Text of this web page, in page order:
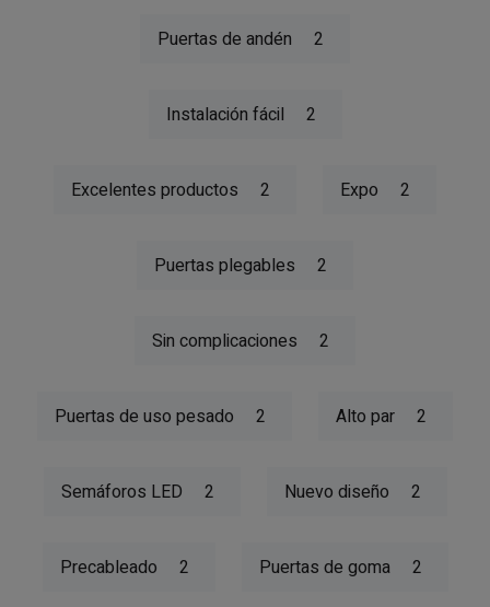
Puertas de andén 2
Instalación fácil 2
Excelentes productos 2 Expo 2
Puertas plegables 2
Sin complicaciones 2
Puertas de uso pesado 2 Alto par 2
Semáforos LED 2 Nuevo diseño 2
Precableado 2 Puertas de goma 2